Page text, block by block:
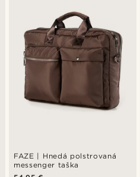
FAZE | Hnedá polstrovaná
messenger taška